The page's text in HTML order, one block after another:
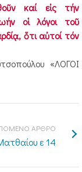
καί εἰς τήν
οἱ λόγοι τοῦ
ὅτι αὐτοί τόν
«ΛΟΓΟΙ
ΑΡΘΡΟ
ε 14